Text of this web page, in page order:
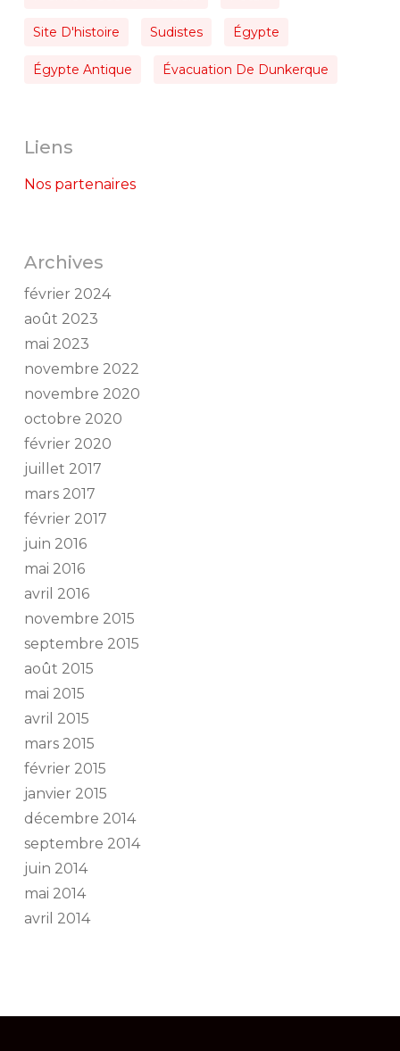
Site D'histoire Sudistes Égypte
Égypte Antique Évacuation De Dunkerque
Liens
Nos partenaires
Archives
février 2024
août 2023
mai 2023
novembre 2022
novembre 2020
octobre 2020
février 2020
juillet 2017
mars 2017
février 2017
juin 2016
mai 2016
avril 2016
novembre 2015
septembre 2015
août 2015
mai 2015
avril 2015
mars 2015
février 2015
janvier 2015
décembre 2014
septembre 2014
juin 2014
mai 2014
avril 2014